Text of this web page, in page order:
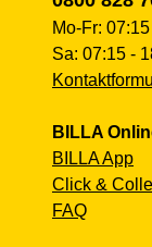
Mo-Fr:
Sa: 07:15 -
BILLA
BILLA App
Click &
FAQ